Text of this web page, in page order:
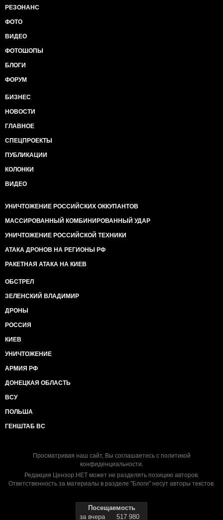
РЕЗОНАНС
ФОТО
ВИДЕО
ФОТОШОПЫ
БЛОГИ
ФОРУМ
БИЗНЕС
НОВОСТИ
ГЛАВНОЕ
СПЕЦПРОЕКТЫ
ПУБЛИКАЦИИ
КОЛОНКИ
ВИДЕО
УНИЧТОЖЕНИЕ РОССИЙСКИХ ОККУПАНТОВ
МАССИРОВАННЫЙ КОМБИНИРОВАННЫЙ УДАР
УНИЧТОЖЕНИЕ РОССИЙСКОЙ ТЕХНИКИ
АТАКА ДРОНОВ НА РЕГИОНЫ РФ
РАКЕТНАЯ АТАКА НА КИЕВ
ОБСТРЕЛ
ЗЕЛЕНСКИЙ ВЛАДИМИР
ДРОНЫ
РОССИЯ
КИЕВ
УНИЧТОЖЕНИЕ
АРМИЯ РФ
ДОНЕЦКАЯ ОБЛАСТЬ
ВСУ
ПОЛЬША
ГЕНШТАБ ВС
Просматривая наш сайт, Вы соглашаетесь с политикой
конфиденциальности.
Редакция Цензор.НЕТ может не разделять позицию авторов.
Ответственность за материалы в разделе "Блоги" несут авторы текстов.
Посещаемость
за вчера
517 980